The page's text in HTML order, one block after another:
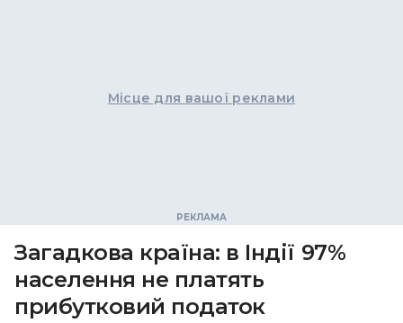
Місце для вашої реклами
Загадкова країна: в Індії 97%
населення не платять
прибутковий податок